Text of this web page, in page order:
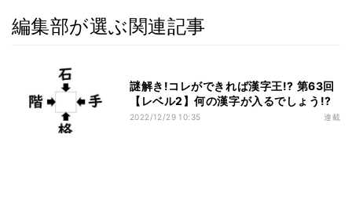
編集部が選ぶ関連記事
謎解き!コレができれば漢字王!? 第63回
【レベル2】何の漢字が入るでしょう!?
2022/12/29 10:35 連載